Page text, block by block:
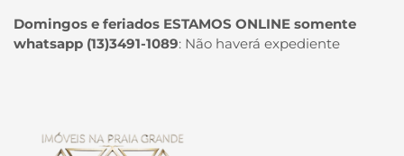
Domingos e feriados ESTAMOS ONLINE somente
whatsapp (13)3491-1089: Não haverá expediente